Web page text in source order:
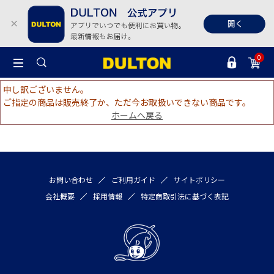
0
申し訳ございません。
ご指定の商品は販売終了か、ただ今お取扱いできない商品です。
ホームへ戻る
お問い合わせ ご利用ガイド
サイトポリシー
会社概要
採用情報 特定商取引法に基づく表記